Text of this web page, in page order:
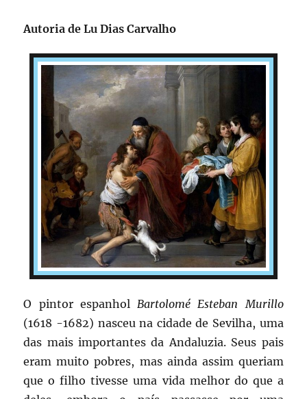
Autoria de Lu Dias Carvalho
O pintor espanhol Bartolomé Esteban Murillo
(1618 -1682) nasceu na cidade de Sevilha, uma
das mais importantes da Andaluzia. Seus pais
eram muito pobres, mas ainda assim queriam
que o filho tivesse uma vida melhor do que a